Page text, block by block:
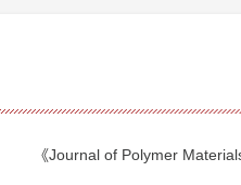
《Journal of Polymer